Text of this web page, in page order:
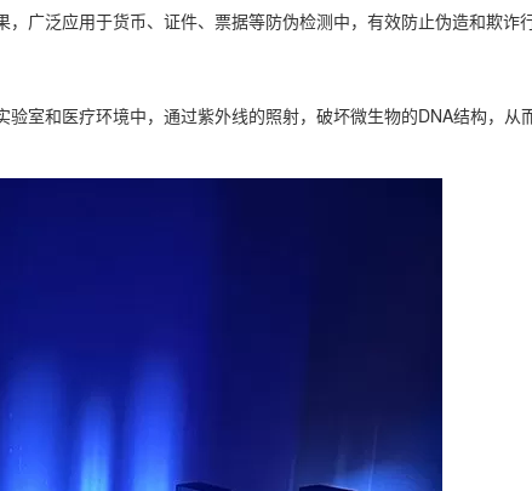
泛应用于货币、证件、票据等防伪检测中，有效防止伪造和欺诈行
和医疗环境中，通过紫外线的照射，破坏微生物的DNA结构，从